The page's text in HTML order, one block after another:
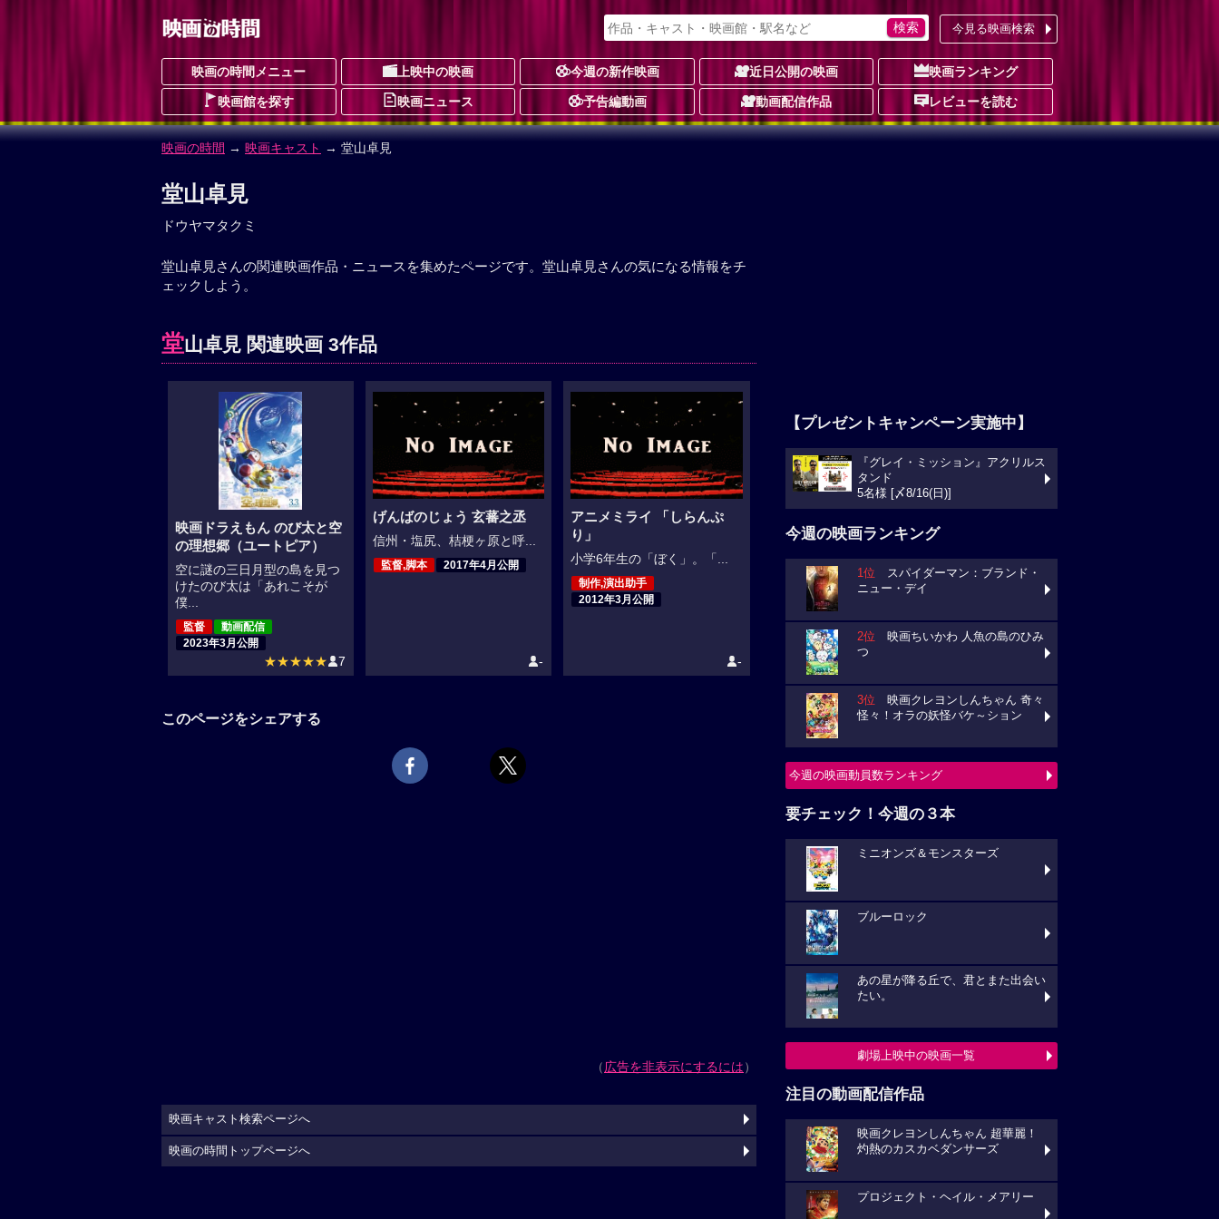
今見る映画検索
映画の時間メニュー 上映中の映画 今週の新作映画 近日公開の映画 映画ランキング
映画館を探す 映画ニュース 予告編動画 動画配信作品 レビューを読む
映画の時間 → 映画キャスト → 堂山卓見
堂山卓見
ドウヤマタクミ
堂山卓見さんの関連映画作品・ニュースを集めたページです。堂山卓見さんの気になる情報をチ
ェックしよう。
堂山卓見 関連映画 3作品
映画ドラえもん のび太と空
の理想郷（ユートピア）
空に謎の三日月型の島を見つ
けたのび太は「あれこそが
僕...
監督
動画配信
2023年3月公開
★★★★★ 7
げんばのじょう 玄蕃之丞
信州・塩尻、桔梗ヶ原と呼...
監督,脚本 2017年4月公開
-
アニメミライ 「しらんぷ
り」
小学6年生の「ぼく」。「...
制作,演出助手
2012年3月公開
-
このページをシェアする
（広告を非表示にするには）
【プレゼントキャンペーン実施中】
『グレイ・ミッション』アクリルス
タンド
5名様 [〆8/16(日)]
今週の映画ランキング
1位 スパイダーマン：ブランド・
ニュー・デイ
2位 映画ちいかわ 人魚の島のひみ
つ
3位 映画クレヨンしんちゃん 奇々
怪々！オラの妖怪バケ～ション
今週の映画動員数ランキング
要チェック！今週の３本
ミニオンズ＆モンスターズ
ブルーロック
あの星が降る丘で、君とまた出会い
たい。
劇場上映中の映画一覧
注目の動画配信作品
映画クレヨンしんちゃん 超華麗！
灼熱のカスカベダンサーズ
プロジェクト・ヘイル・メアリー
映画キャスト検索ページへ
映画の時間トップページへ